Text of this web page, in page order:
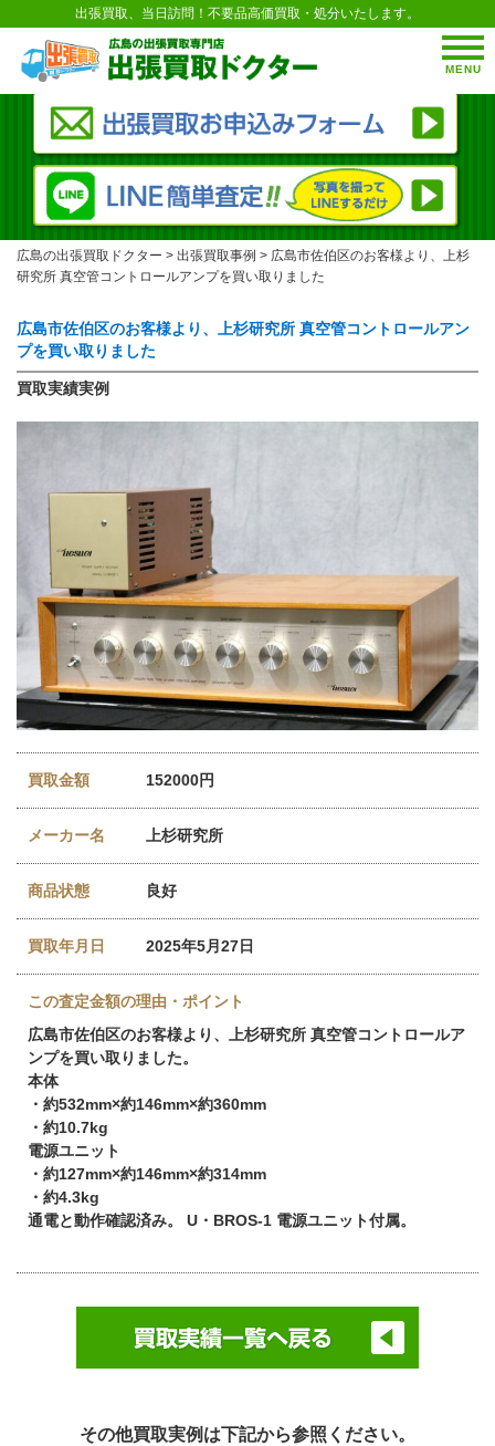
MENU
出張買取、当日訪問！不要品高価買取・処分いたします。
広島の出張買取ドクター > 出張買取事例 > 広島市佐伯区のお客様より、上杉
研究所 真空管コントロールアンプを買い取りました
広島市佐伯区のお客様より、上杉研究所 真空管コントロールアン
プを買い取りました
買取実績実例
買取金額 152000円
メーカー名 上杉研究所
商品状態 良好
買取年月日 2025年5月27日
この査定金額の理由・ポイント
広島市佐伯区のお客様より、上杉研究所 真空管コントロールア
ンプを買い取りました。
本体
・約532mm×約146mm×約360mm
・約10.7kg
電源ユニット
・約127mm×約146mm×約314mm
・約4.3kg
通電と動作確認済み。 U・BROS-1 電源ユニット付属。
その他買取実例は下記から参照ください。